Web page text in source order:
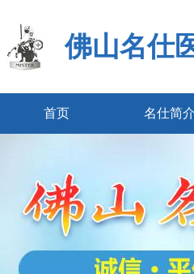
佛山名仕
首页 名仕简介